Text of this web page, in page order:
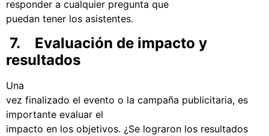
responder a cualquier pregunta que
puedan tener los asistentes.
7. Evaluación de impacto y
resultados
Una
vez finalizado el evento o la campaña publicitaria, es
importante evaluar el
impacto en los objetivos. ¿Se lograron los resultados